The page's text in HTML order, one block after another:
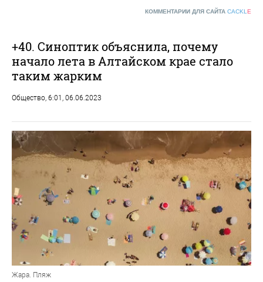
КОММЕНТАРИИ ДЛЯ САЙТА CACKL E
+40. Синоптик объяснила, почему
начало лета в Алтайском крае стало
таким жарким
Общество, 6:01, 06.06.2023
Жара. Пляж